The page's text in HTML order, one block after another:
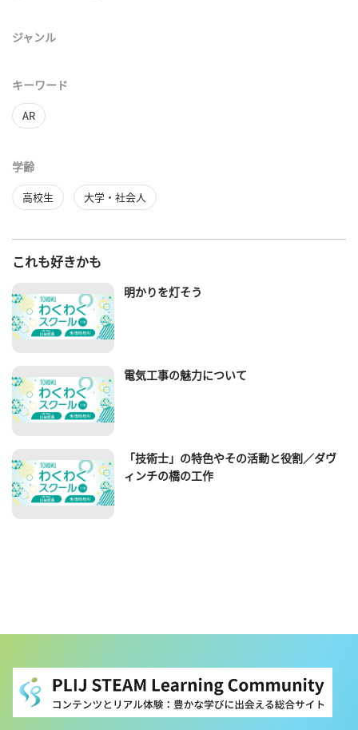
ジャンル
キーワード
AR
学齢
高校生 大学・社会人
これも好きかも
明かりを灯そう
電気工事の魅力について
「技術士」の特色やその活動と役割／ダヴ
ィンチの橋の工作